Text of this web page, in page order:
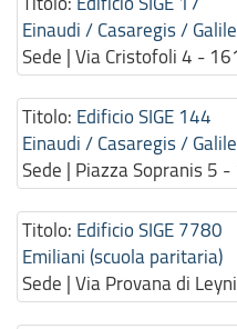
Einaudi / Casaregis /
Sede | Via Cristofoli 4 -
Titolo: Edificio SIGE 144
Einaudi / Casaregis /
Sede | Piazza Sopranis 5
Titolo: Edificio SIGE 7780
Emiliani (scuola paritaria)
Sede | Via Provana di